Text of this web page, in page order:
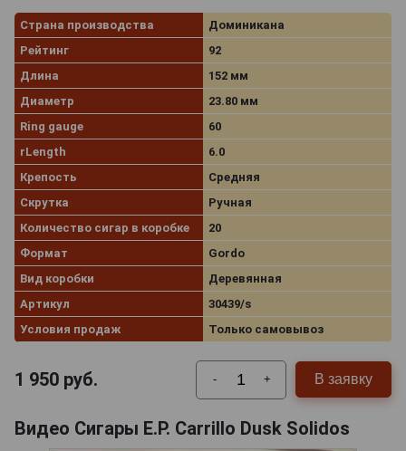
Страна производства
Доминикана
Рейтинг
92
Длина
152 мм
Диаметр
23.80 мм
Ring gauge
60
rLength
6.0
Крепость
Средняя
Скрутка
Ручная
Количество сигар в коробке
20
Формат
Gordo
Вид коробки
Деревянная
Артикул
30439/s
Условия продаж
Только самовывоз
1 950 руб. - + В заявку
Видео Сигары E.P. Carrillo Dusk Solidos